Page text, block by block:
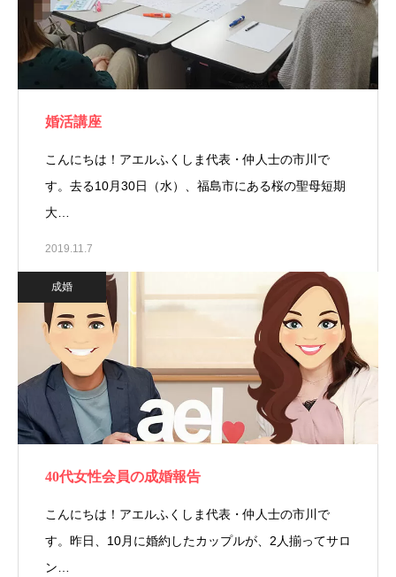
婚活講座
こんにちは！アエルふくしま代表・仲人士の市川で
す。去る10月30日（水）、福島市にある桜の聖母短期
大…
2019.11.7
成婚
40代女性会員の成婚報告
こんにちは！アエルふくしま代表・仲人士の市川で
す。昨日、10月に婚約したカップルが、2人揃ってサロ
ン…